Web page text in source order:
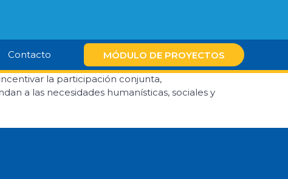
Contacto MÓDULO DE PROYECTOS
la participación conjunta,
a las necesidades humanísticas, sociales y